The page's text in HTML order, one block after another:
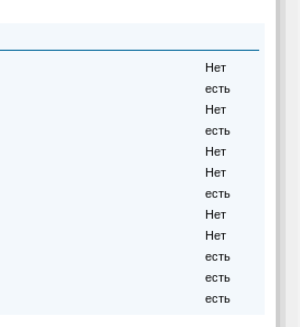
Нет
есть
Нет
есть
Нет
Нет
есть
Нет
Нет
есть
есть
есть